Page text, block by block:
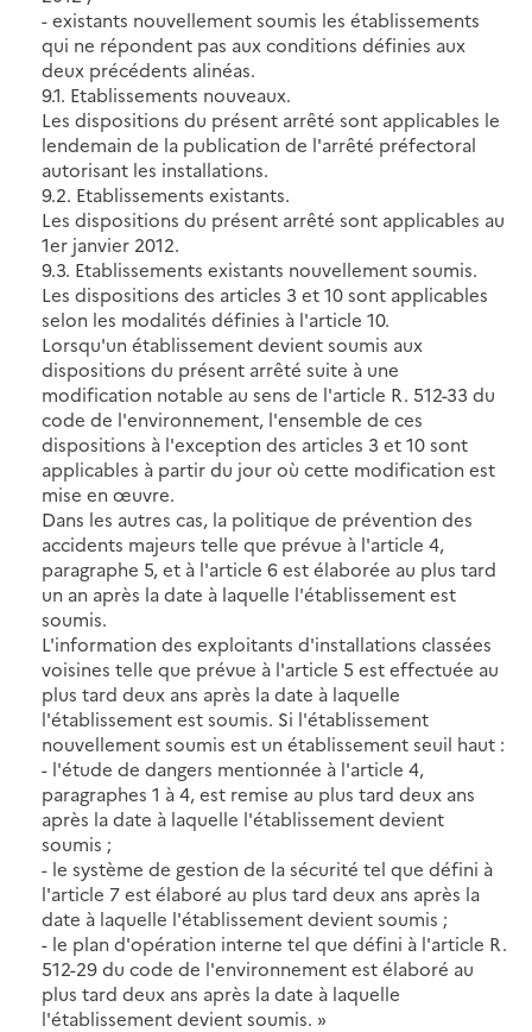
- existants nouvellement soumis les établissements
qui ne répondent pas aux conditions définies aux
deux précédents alinéas.
9.1. Etablissements nouveaux.
Les dispositions du présent arrêté sont applicables le
lendemain de la publication de l'arrêté préfectoral
autorisant les installations.
9.2. Etablissements existants.
Les dispositions du présent arrêté sont applicables au
1er janvier 2012.
9.3. Etablissements existants nouvellement soumis.
Les dispositions des articles 3 et 10 sont applicables
selon les modalités définies à l'article 10.
Lorsqu'un établissement devient soumis aux
dispositions du présent arrêté suite à une
modification notable au sens de l'article R. 512-33 du
code de l'environnement, l'ensemble de ces
dispositions à l'exception des articles 3 et 10 sont
applicables à partir du jour où cette modification est
mise en œuvre.
Dans les autres cas, la politique de prévention des
accidents majeurs telle que prévue à l'article 4,
paragraphe 5, et à l'article 6 est élaborée au plus tard
un an après la date à laquelle l'établissement est
soumis.
L'information des exploitants d'installations classées
voisines telle que prévue à l'article 5 est effectuée au
plus tard deux ans après la date à laquelle
l'établissement est soumis. Si l'établissement
nouvellement soumis est un établissement seuil haut :
- l'étude de dangers mentionnée à l'article 4,
paragraphes 1 à 4, est remise au plus tard deux ans
après la date à laquelle l'établissement devient
soumis ;
- le système de gestion de la sécurité tel que défini à
l'article 7 est élaboré au plus tard deux ans après la
date à laquelle l'établissement devient soumis ;
- le plan d'opération interne tel que défini à l'article R.
512-29 du code de l'environnement est élaboré au
plus tard deux ans après la date à laquelle
l'établissement devient soumis. »